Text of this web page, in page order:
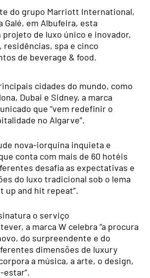
do grupo Marriott International,
Galé, em Albufeira, esta
de luxo único e inovador,
residências, spa e cinco
de beverage & food.
cidades do mundo, como
Dubai e Sidney, a marca
que “vem redefinir o
no Algarve”.
nova-iorquina inquieta e
conta com mais de 60 hotéis
desafia as expectativas e
do luxo tradicional sob o lema
up and hit repeat”.
o serviço
a marca W celebra “a procura
do surpreendente e do
dimensões de luxury
a música, a arte, o design,
estar”.